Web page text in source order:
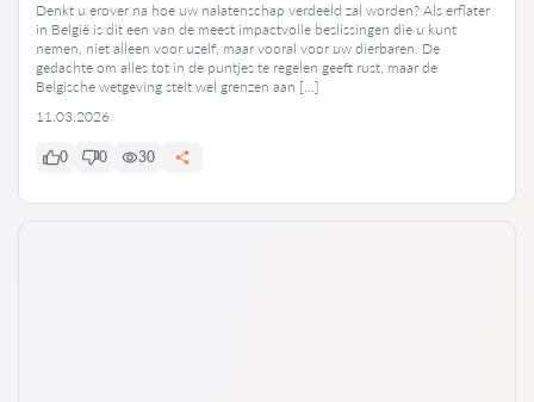
Denkt u erover na hoe uw nalatenschap verdeeld zal worden? Als erflater
in België is dit een van de meest impactvolle beslissingen die u kunt
nemen, niet alleen voor uzelf, maar vooral voor uw dierbaren. De
gedachte om alles tot in de puntjes te regelen geeft rust, maar de
Belgische wetgeving stelt wel grenzen aan […]
11.03.2026
0 0 30